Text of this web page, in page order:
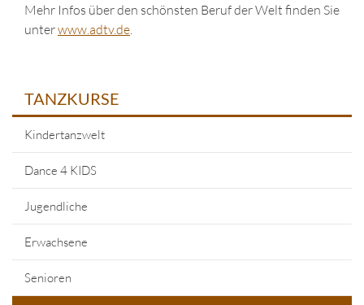
Mehr Infos über den schönsten Beruf der Welt finden Sie
unterwww.adtv.de
TANZKURSE
Kindertanzwelt
Dance 4 KIDS
Jugendliche
Erwachsene
Senioren